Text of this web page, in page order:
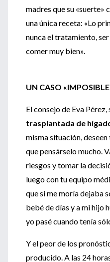
madres que su «suerte»
una única receta: «Lo
nunca el tratamiento,
comer muy bien».
UN CASO
El consejo de Eva
trasplantada de
misma situación, deseen
que pensárselo mucho.
riesgos y tomar la
luego con tu equipo
que si me moría dejaba
bebé de días y a mi hijo
yo pasé cuando tenía
Y el peor de los
producido. A las 24